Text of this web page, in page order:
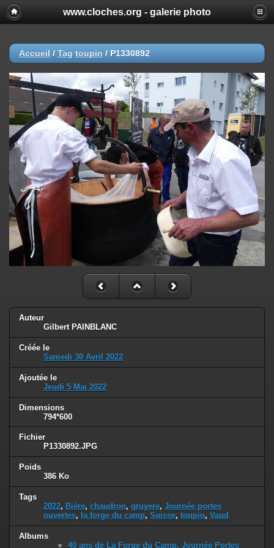
www.cloches.org - galerie photo
Accueil / Tag toupin / P1330892
Auteur
Gilbert PAINBLANC
Créée le
Samedi 30 Avril 2022
Ajoutée le
Jeudi 5 Mai 2022
Dimensions
794*600
Fichier
P1330892.JPG
Poids
386 Ko
Tags
2022, Bière, chaudron, gruyere, Journée portes
ouvertes, la forge du camp, Suisse, toupin, Vaud
Albums
40 ans de La Forge du Camp, Journée Portes